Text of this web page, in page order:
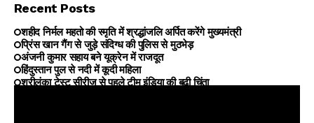
Recent Posts
शहीद निर्मल महतो की स्मृति में श्रद्धांजलि अर्पित करेंगे मुख्यमंत्री
प्रिंस खान गैंग से जुड़े संदिग्ध की पुलिस से मुठभेड़
अंजनी कुमार सहाय बने यूक्रेन में राजदूत
हिंदुस्तान पुल से नदी में कूदी महिला
श्रीलंका टेस्ट सीरीज से पहले टीम इंडिया की बढ़ी चिंता